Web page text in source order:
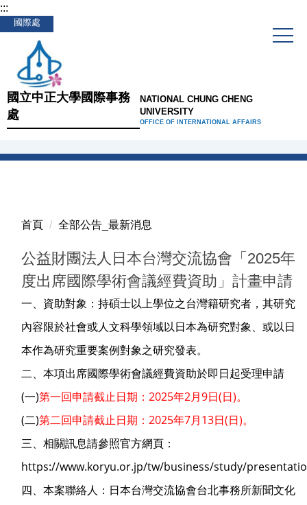
跳
到
內
容
區
:::
國際處
國立中正大學國際事務
處
NATIONAL CHUNG CHENG
UNIVERSITY
OFFICE OF INTERNATIONAL AFFAIRS
首頁 全部公告_最新消息
公益財團法人日本台灣交流協會「2025年
度出席國際學術會議經費資助」計畫申請
一、資助對象：持碩士以上學位之台灣籍研究者，其研究
內容限於社會或人文科學領域以日本為研究對象、或以日
本作為研究重要案例對象之研究發表。
二、本項出席國際學術會議經費資助於即日起受理申請
(一)第一回申請截止日期：2025年2月9日(日)。
(二)第二回申請截止日期：2025年7月13日(日)。
三、相關訊息請參照官方網頁：
https://www.koryu.or.jp/tw/business/study/
四、本案聯絡人：日本台灣交流協會台北事務所新聞文化